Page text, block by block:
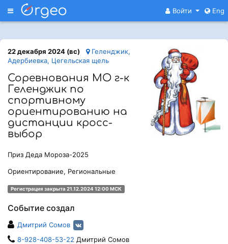
Меню Войти Eng
22 декабря 2024 (вс)
Геленджик,
Адербиевка, Цегельская щель
Соревнования МО г-к
Геленджик по
спортивному
ориентированию на
дистанции кросс-
выбор
Приз Деда Мороза-2025
Ориентирование, Региональные
Регистрация закрыта 21.12.2024 12:00 МСК
Событие создал
Дмитрий Сомов
8-928-408-53-22 Дмитрий Сомов